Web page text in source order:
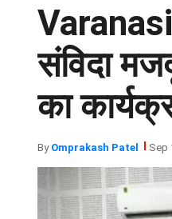
Varanasi
संविदा
का
By Omprakash Patel Sep